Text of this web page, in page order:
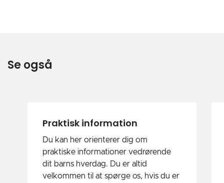
Se også
Praktisk information
Du kan her orienterer dig om
praktiske informationer vedrørende
dit barns hverdag. Du er altid
velkommen til at spørge os, hvis du er